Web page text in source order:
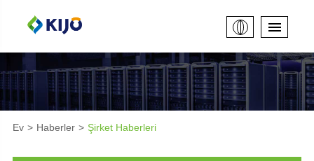
Ev Haberler Şirket Haberleri